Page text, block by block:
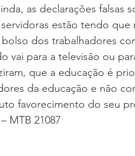
as declarações falsas
estão tendo
dos trabalhadores
vai para a televisão ou
que a educação é
da educação e não
favorecimento do seu
MTB 21087